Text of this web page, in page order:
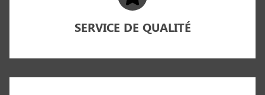
SERVICE DE QUALITÉ